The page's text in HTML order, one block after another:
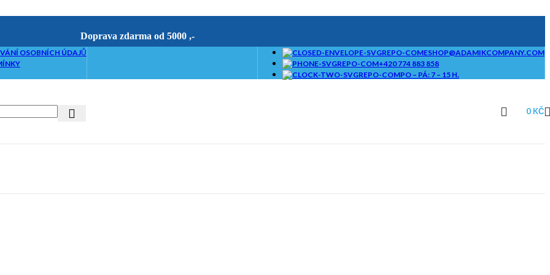
Doprava zdarma od 5000 ,-
OSOBNÍCH ÚDAJŮ
ESHOP@ADAMIKCOMPANY.COM
+420 774 883 858
PO – PÁ: 7 – 15 H.
0 KČ